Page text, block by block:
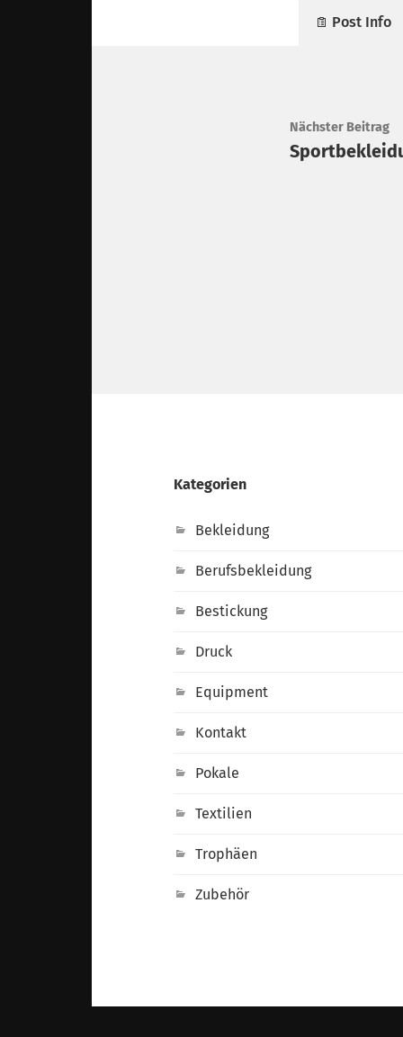
Post Info
Nächster Beitrag
Kategorien
Bekleidung
Berufsbekleidung
Bestickung
Druck
Equipment
Kontakt
Pokale
Textilien
Trophäen
Zubehör